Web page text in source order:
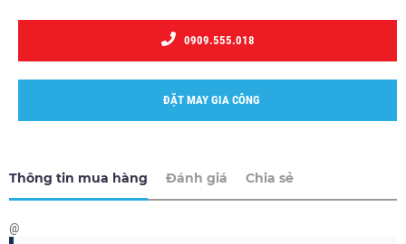
0909.555.018
ĐẶT MAY GIA CÔNG
Thông tin mua hàng Đánh giá Chia sẻ
@